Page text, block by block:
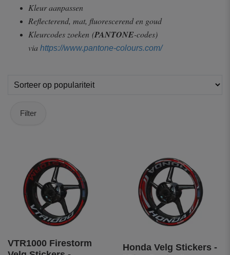
Kleur aanpassen
Reflecterend, mat, fluorescerend en goud
Kleurcodes zoeken (PANTONE-codes)
via https://www.pantone-colours.com/
Filter
VTR1000 Firestorm
Honda Velg Stickers -